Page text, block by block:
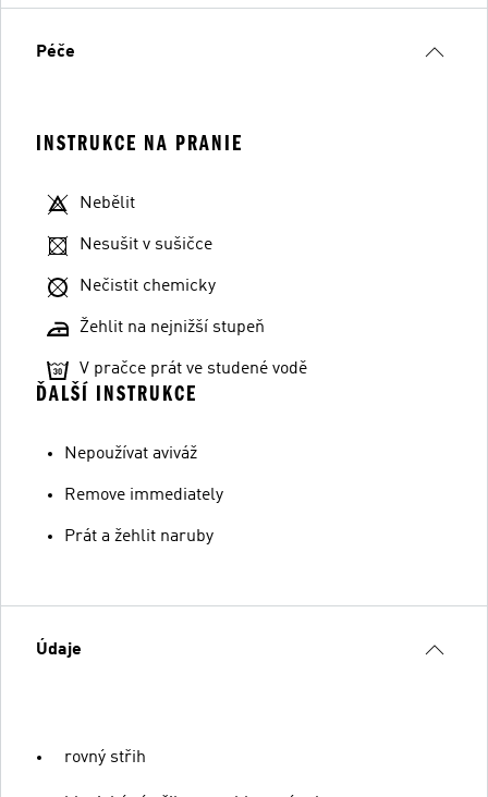
Péče
INSTRUKCE NA PRANIE
Nebělit
Nesušit v sušičce
Nečistit chemicky
Žehlit na nejnižší stupeň
V pračce prát ve studené vodě
ĎALŠÍ INSTRUKCE
Nepoužívat aviváž
Remove immediately
Prát a žehlit naruby
Údaje
rovný střih